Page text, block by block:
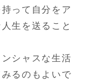
って自分をア
生を送ること
シャスな生活
るのもよいで